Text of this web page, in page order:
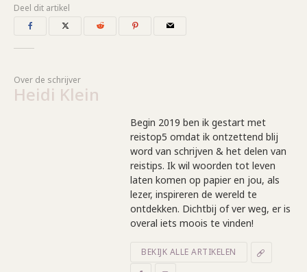
Deel dit artikel
Over de schrijver
Heidi Klein
Begin 2019 ben ik gestart met
reistop5 omdat ik ontzettend blij
word van schrijven & het delen van
reistips. Ik wil woorden tot leven
laten komen op papier en jou, als
lezer, inspireren de wereld te
ontdekken. Dichtbij of ver weg, er is
overal iets moois te vinden!
BEKIJK ALLE ARTIKELEN